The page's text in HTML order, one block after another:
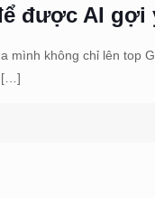
được AI gợi
mình không chỉ lên top
[…]